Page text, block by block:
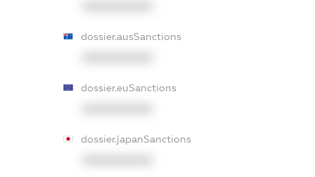
dossier.ausSanctions
dossier.euSanctions
dossier.japanSanctions